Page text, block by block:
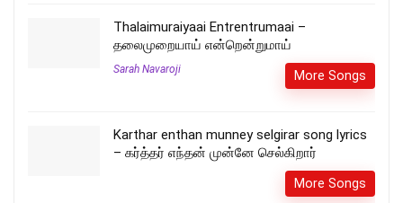
Thalaimuraiyaai Entrentrumaai –
தலைமுறையாய் என்றென்றுமாய்
Sarah Navaroji More Songs
Karthar enthan munney selgirar song lyrics
– கர்த்தர் எந்தன் முன்னே செல்கிறார்
More Songs